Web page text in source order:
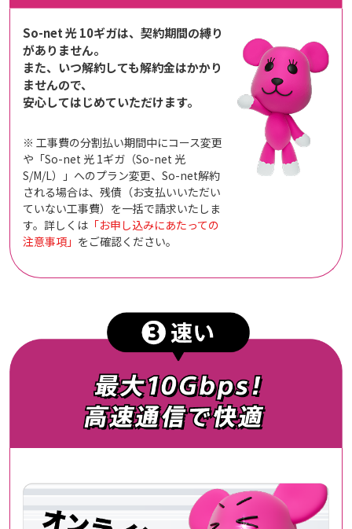
So-net 光 10ギガは、契約期間の縛り
がありません。
また、いつ解約しても解約金はかかり
ませんので、
安心してはじめていただけます。
※ 工事費の分割払い期間中にコース変更
や「So-net 光 1ギガ（So-net 光
S/M/L）」へのプラン変更、So-net解約
される場合は、残債（お支払いいただい
ていない工事費）を一括で請求いたしま
す。詳しくは 「お申し込みにあたっての
注意事項」 をご確認ください。